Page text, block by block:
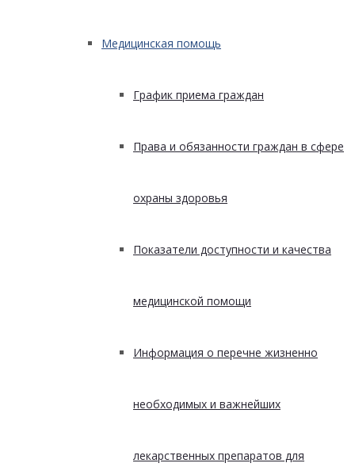
Медицинская помощь
График приема граждан
Права и обязанности граждан в сфере
охраны здоровья
Показатели доступности и качества
медицинской помощи
Информация о перечне жизненно
необходимых и важнейших
лекарственных препаратов для